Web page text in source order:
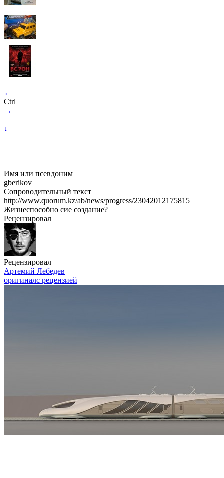
←
Ctrl
→
↓
Имя или псевдоним
gberikov
Сопроводительный текст
http://www.quorum.kz/ab/news/progress/23042012175815
Жизнеспособно сие создание?
Рецензировал
Рецензировал
Артемий Лебедев
оригиналс рецензией